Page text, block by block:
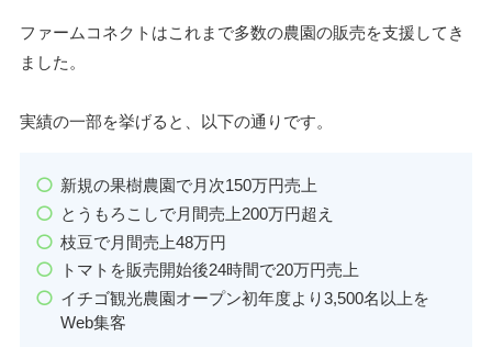
ファームコネクトはこれまで多数の農園の販売を支援してき
ました。
実績の一部を挙げると、以下の通りです。
新規の果樹農園で月次150万円売上
とうもろこしで月間売上200万円超え
枝豆で月間売上48万円
トマトを販売開始後24時間で20万円売上
イチゴ観光農園オープン初年度より3,500名以上を
Web集客